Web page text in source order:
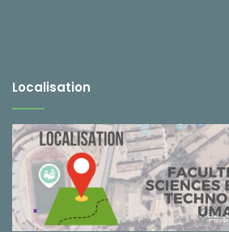
Localisation